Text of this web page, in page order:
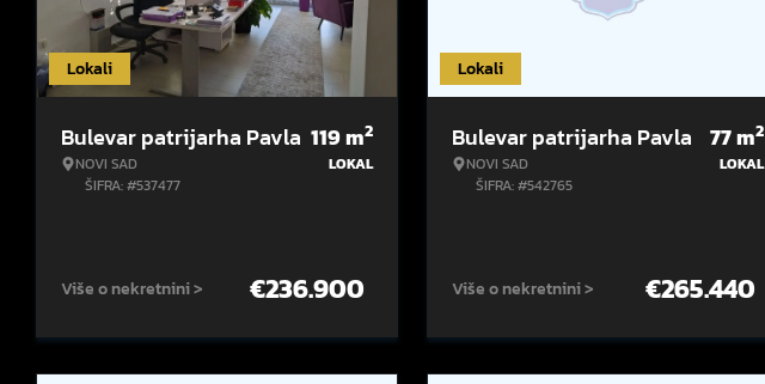
Lokali
Bulevar patrijarha Pavla
NOVI SAD
ŠIFRA: #537477
119m2
LOKAL
Više o nekretnini > €236.900
Lokali
Bulevar patrijarha Pavla
NOVI SAD
ŠIFRA: #542765
77m2
LOKAL
Više o nekretnini > €265.440